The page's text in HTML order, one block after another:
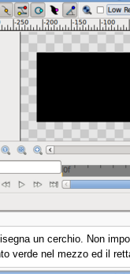
un cerchio. Non
verde nel mezzo ed il